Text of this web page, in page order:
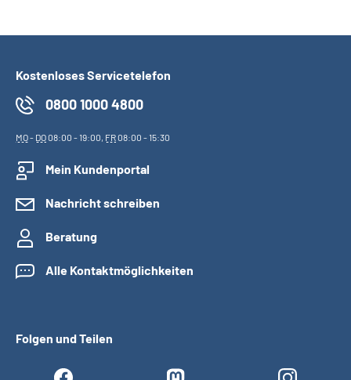
Kostenloses Servicetelefon
0800 1000 4800
MO- DO08:00 - 19:00, FR08:00 - 15:30
Mein Kundenportal
Nachricht schreiben
Beratung
Alle Kontaktmöglichkeiten
Folgen und Teilen